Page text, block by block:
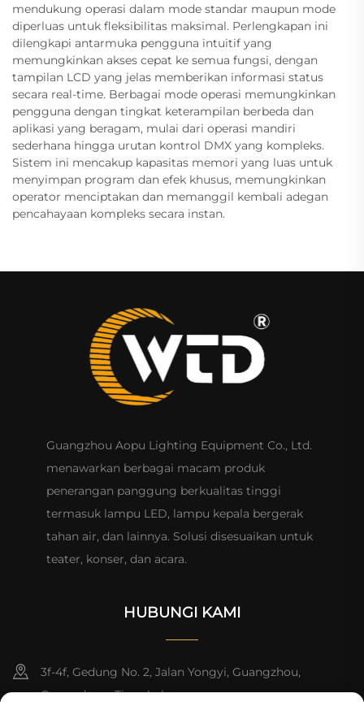
mendukung operasi dalam mode standar maupun mode
diperluas untuk fleksibilitas maksimal. Perlengkapan ini
dilengkapi antarmuka pengguna intuitif yang
memungkinkan akses cepat ke semua fungsi, dengan
tampilan LCD yang jelas memberikan informasi status
secara real-time. Berbagai mode operasi memungkinkan
pengguna dengan tingkat keterampilan berbeda dan
aplikasi yang beragam, mulai dari operasi mandiri
sederhana hingga urutan kontrol DMX yang kompleks.
Sistem ini mencakup kapasitas memori yang luas untuk
menyimpan program dan efek khusus, memungkinkan
operator menciptakan dan memanggil kembali adegan
pencahayaan kompleks secara instan.
Guangzhou Aopu Lighting Equipment Co., Ltd.
menawarkan berbagai macam produk
penerangan panggung berkualitas tinggi
termasuk lampu LED, lampu kepala bergerak
tahan air, dan lainnya. Solusi disesuaikan untuk
teater, konser, dan acara.
HUBUNGI KAMI
3f-4f, Gedung No. 2, Jalan Yongyi, Guangzhou,
Guangdong, Tiongkok